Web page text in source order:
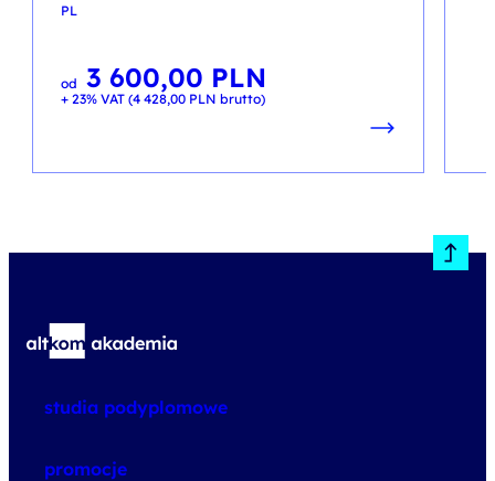
PL
od 3 600,00 PLN
+ 23% VAT (4 428,00 PLN brutto)
studia podyplomowe
promocje